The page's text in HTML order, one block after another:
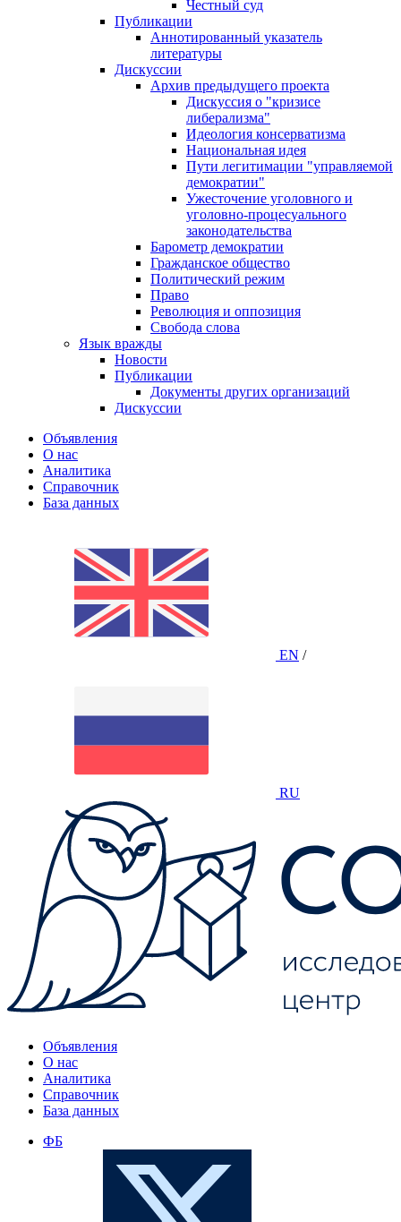
Честный суд
Публикации
Аннотированный указатель
литературы
Дискуссии
Архив предыдущего проекта
Дискуссия о "кризисе
либерализма"
Идеология консерватизма
Национальная идея
Пути легитимации "управляемой
демократии"
Ужесточение уголовного и
уголовно-процесуального
законодательства
Барометр демократии
Гражданское общество
Политический режим
Право
Революция и оппозиция
Свобода слова
Язык вражды
Новости
Публикации
Документы других организаций
Дискуссии
Объявления
О нас
Аналитика
Справочник
База данных
EN /
RU
Объявления
О нас
Аналитика
Справочник
База данных
ФБ